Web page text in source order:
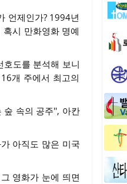
언제인가? 1994년
시 만화영화 명예
도를 분석해 보니
16개 주에서 최고의
숲 속의 공주'', 아칸
아직도 많은 미국
영화가 눈에 띄면